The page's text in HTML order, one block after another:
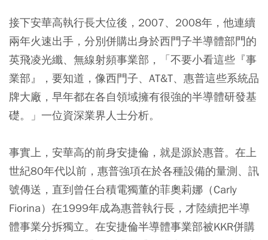
接下安華高執行長大位後，2007、2008年，他連續
兩年火速出手，分別併購出身於西門子半導體部門的
英飛凌光纖、無線射頻事業部，「不要小看這些『事
業部』，要知道，像西門子、AT&T、惠普這些系統品
牌大廠，早年都在各自領域擁有很強的半導體研發基
礎。」一位資深業界人士分析。
事實上，安華高的前身安捷倫，就是源於惠普。在上
世紀80年代以前，惠普強項在於各種設備的量測、訊
號傳送，直到曾任台積電獨董的菲奧莉娜（Carly
Fiorina）在1999年成為惠普執行長，才陸續把半導
體事業分拆獨立。在安捷倫半導體事業部被KKR併購